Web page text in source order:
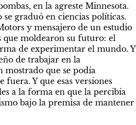
en la agreste Minnesota.
graduó en ciencias políticas.
y mensajero de un estudio
que moldearon su futuro: el
de experimentar el mundo. Y
de trabajar en la
mostrado que se podía
Y que esas versiones
a la forma en que la percibía
bajo la premisa de mantener